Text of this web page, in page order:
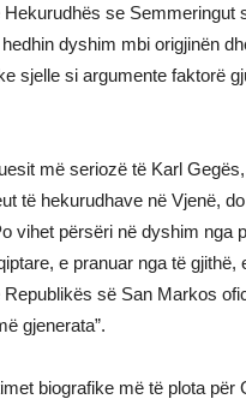
Hekurudhës se Semmeringut
dyshim mbi origjinën
sjelle si argumente faktorë
më seriozë të Karl
të hekurudhave në Vjenë,
vihet përsëri në dyshim nga
e pranuar nga të gjithë,
Republikës së San Markos
gjenerata”.
biografike më të plota për